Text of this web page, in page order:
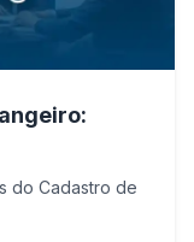
do Cadastro de